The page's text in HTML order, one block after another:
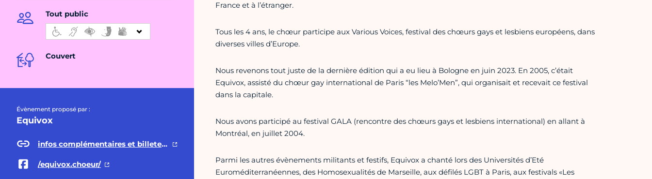
Tout public
Couvert
Évènement proposé par :
Equivox
infos complémentaires et billeterie
/equivox.choeur/
France et à l’étranger.
Tous les 4 ans, le chœur participe aux Various Voices, festival des chœurs gays et lesbiens européens, dans
diverses villes d’Europe.
Nous revenons tout juste de la dernière édition qui a eu lieu à Bologne en juin 2023. En 2005, c’était
Equivox, assisté du chœur gay international de Paris “les Melo’Men”, qui organisait et recevait ce festival
dans la capitale.
Nous avons participé au festival GALA (rencontre des chœurs gays et lesbiens international) en allant à
Montréal, en juillet 2004.
Parmi les autres évènements militants et festifs, Equivox a chanté lors des Universités d’Eté
Euroméditerranéennes, des Homosexualités de Marseille, aux défilés LGBT à Paris, aux festivals «Les